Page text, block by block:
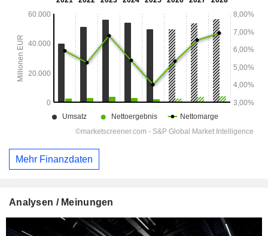
Mehr Finanzdaten
Analysen / Meinungen